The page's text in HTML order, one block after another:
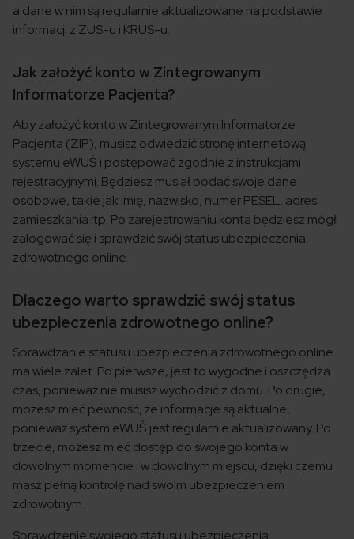
a dane w nim są regularnie aktualizowane na podstawie
informacji z ZUS-u i KRUS-u.
Jak założyć konto w Zintegrowanym
Informatorze Pacjenta?
Aby założyć konto w Zintegrowanym Informatorze
Pacjenta (ZIP), musisz odwiedzić stronę internetową
systemu eWUŚ i postępować zgodnie z instrukcjami
rejestracyjnymi. Będziesz musiał podać swoje dane
osobowe, takie jak imię, nazwisko, numer PESEL, adres
zamieszkania itp. Po zarejestrowaniu konta będziesz mógł
zalogować się i sprawdzić swój status ubezpieczenia
zdrowotnego online.
Dlaczego warto sprawdzić swój status
ubezpieczenia zdrowotnego online?
Sprawdzanie statusu ubezpieczenia zdrowotnego online
ma wiele zalet. Po pierwsze, jest to wygodne i oszczędza
czas, ponieważ nie musisz wychodzić z domu. Po drugie,
możesz mieć pewność, że informacje są aktualne,
ponieważ system eWUŚ jest regularnie aktualizowany. Po
trzecie, możesz mieć dostęp do swojego konta w
dowolnym momencie i w dowolnym miejscu, dzięki czemu
masz pełną kontrolę nad swoim ubezpieczeniem
zdrowotnym.